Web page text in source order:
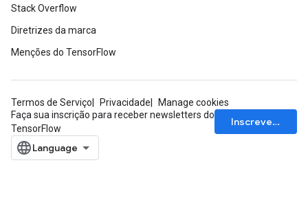
Stack Overflow
Diretrizes da marca
Menções do TensorFlow
Termos de Serviço Privacidade
Manage cookies
Faça sua inscrição para receber newsletters do
TensorFlow
Inscrever-se